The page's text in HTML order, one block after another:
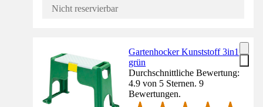
Nicht reservierbar
Gartenhocker Kunststoff 3in1
grün
Durchschnittliche Bewertung:
4.9 von 5 Sternen. 9
Bewertungen.